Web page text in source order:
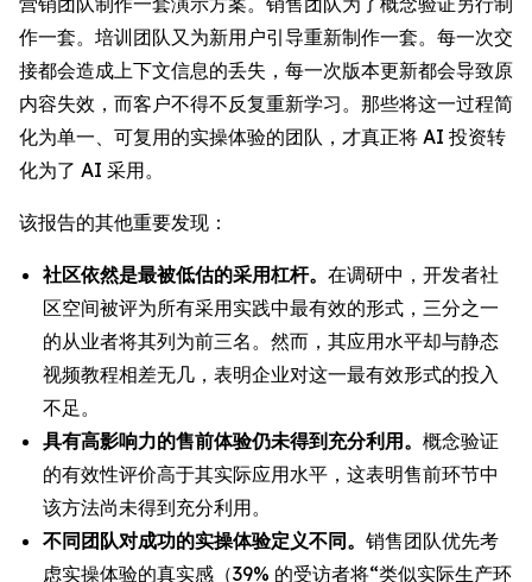
作一套。培训团队又为新用户引导重新制作一套。每一次交
接都会造成上下文信息的丢失，每一次版本更新都会导致原
内容失效，而客户不得不反复重新学习。那些将这一过程简
化为单一、可复用的实操体验的团队，才真正将 AI 投资转
化为了 AI 采用。
该报告的其他重要发现：
社区依然是最被低估的采用杠杆。 在调研中，开发者社
区空间被评为所有采用实践中最有效的形式，三分之一
的从业者将其列为前三名。然而，其应用水平却与静态
视频教程相差无几，表明企业对这一最有效形式的投入
不足。
具有高影响力的售前体验仍未得到充分利用。 概念验证
的有效性评价高于其实际应用水平，这表明售前环节中
该方法尚未得到充分利用。
不同团队对成功的实操体验定义不同。 销售团队优先考
虑实操体验的真实感（39% 的受访者将“类似实际生产环